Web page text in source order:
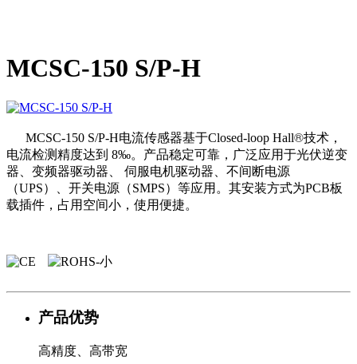
MCSC-150 S/P-H
MCSC-150 S/P-H电流传感器基于Closed-loop Hall®技术，
电流检测精度达到 8‰。产品稳定可靠，广泛应用于光伏逆变
器、变频器驱动器、 伺服电机驱动器、不间断电源
（UPS）、开关电源（SMPS）等应用。其安装方式为PCB板
载插件，占用空间小，使用便捷。
产品优势
高精度、高带宽